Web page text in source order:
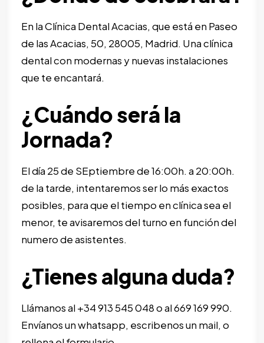
En la Clínica Dental Acacias, que está en Paseo
de las Acacias, 50, 28005, Madrid. Una clínica
dental con modernas y nuevas instalaciones
que te encantará.
¿Cuándo será la
Jornada?
El día 25 de SEptiembre de 16:00h. a 20:00h.
de la tarde, intentaremos ser lo más exactos
posibles, para que el tiempo en clínica sea el
menor, te avisaremos del turno en función del
numero de asistentes.
¿Tienes alguna duda?
Llámanos al+34 913 545 048o al669 169 990.
Envíanos un whatsapp, escribenos un mail, o